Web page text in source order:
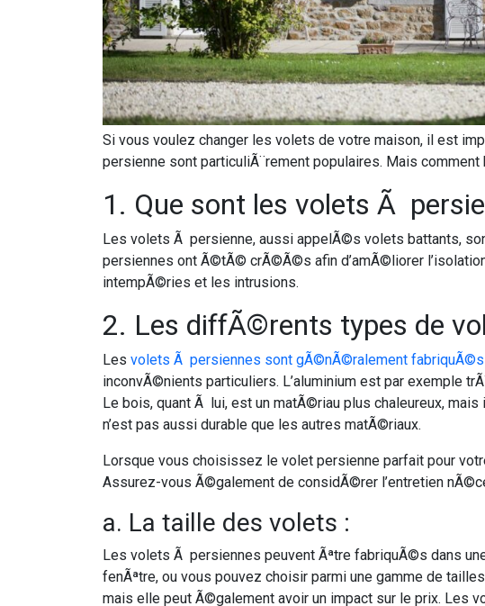
Si vous voulez changer les volets de votre maison, il est
persienne sont particuliÃ¨rement populaires. Mais
1. Que sont les volets Ã
Les volets Ã persienne, aussi appelÃ©s volets battants,
persiennes ont Ã©tÃ© crÃ©Ã©s afin d’amÃ©liorer
intempÃ©ries et les intrusions.
2. Les diffÃ©rents types de
Les volets Ã persiennes sont gÃ©nÃ©ralement fabriquÃ©s
inconvÃ©nients particuliers. L’aluminium est par exemple
Le bois, quant Ã lui, est un matÃ©riau plus chaleureux,
n’est pas aussi durable que les autres matÃ©riaux.
Lorsque vous choisissez le volet persienne parfait pour
Assurez-vous Ã©galement de considÃ©rer l’entretien
a. La taille des volets :
Les volets Ã persiennes peuvent Ãªtre fabriquÃ©s dans
fenÃªtre, ou vous pouvez choisir parmi une gamme de
mais elle peut Ã©galement avoir un impact sur le prix. Les